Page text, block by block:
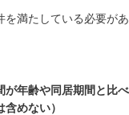
を満たしている必要があ
年齢や同居期間と比
めない）